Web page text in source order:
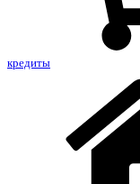
кредиты